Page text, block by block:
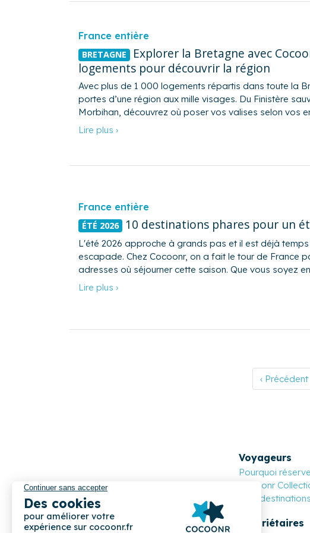
France entière
BRETAGNE Explorer la Bretagne avec
logements pour découvrir la région
Avec plus de 1 000 logements répartis dans toute la
portes d’une région aux mille visages. Du Finistère
Morbihan, découvrez où poser vos valises selon vos
Lire plus ›
France entière
ÉTÉ 2026 10 destinations phares pour un
L'été 2026 approche à grands pas et il est déjà
escapade. Chez Cocoonr, on a fait le tour de France
adresses où séjourner cette saison. Que vous soyez
Lire plus ›
‹ Précédent
Voyageurs
Pourquoi
Cocoonr
Nos destinations
Propriétaires